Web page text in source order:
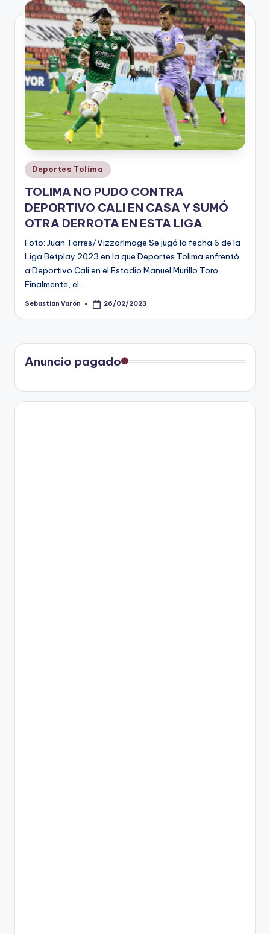
V
n
o
n
t
o
Publicado
en
Deportes Tolima
TOLIMA NO PUDO CONTRA
DEPORTIVO CALI EN CASA Y SUMÓ
OTRA DERROTA EN ESTA LIGA
Foto: Juan Torres/VizzorImage Se jugó la fecha 6 de la
Liga Betplay 2023 en la que Deportes Tolima enfrentó
a Deportivo Cali en el Estadio Manuel Murillo Toro.
Finalmente, el…
Publicado
Sebastián Varón 26/02/2023
Anuncio pagado